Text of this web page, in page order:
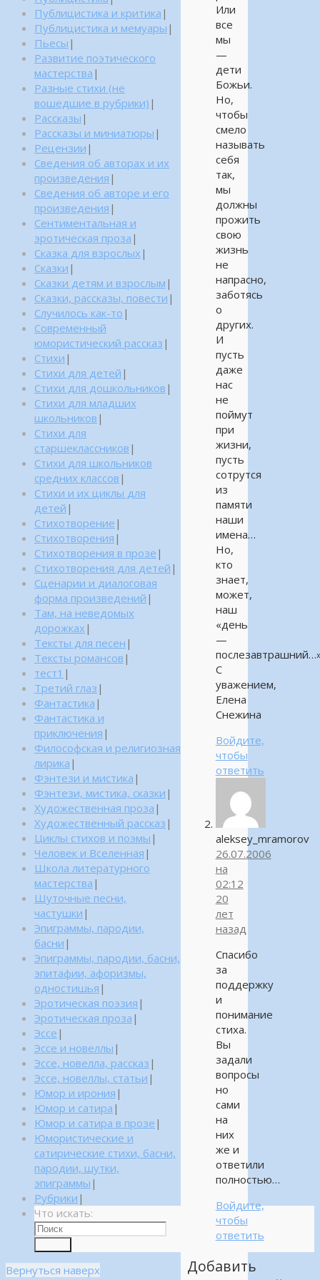
Или
все
мы
—
дети
Божьи.
Но,
чтобы
смело
называть
себя
так,
мы
должны
прожить
свою
жизнь
не
напрасно,
заботясь
о
других.
И
пусть
даже
нас
не
поймут
при
жизни,
пусть
сотрутся
из
памяти
наши
имена…
Но,
кто
знает,
может,
наш
«день
—
С
уважением,
Елена
Снежина
Войдите,
чтобы
ответить
aleksey_mramorov
26.07.2006
на
02:12
20
лет
назад
Спасибо
за
поддержку
и
понимание
стиха.
Вы
задали
вопросы
но
сами
на
них
же и
ответили
полностью…
Войдите,
чтобы
ответить
Добавить
Публицистика и критика |
Публицистика и мемуары |
Пьесы |
Развитие поэтического
мастерства |
Разные стихи (не
вошедшие в рубрики) |
Рассказы |
Рассказы и миниатюры |
Рецензии |
Сведения об авторах и их
произведения |
Сведения об авторе и его
произведения |
Сентиментальная и
эротическая проза |
Сказка для взрослых |
Сказки |
Сказки детям и взрослым |
Сказки, рассказы, повести |
Случилось как-то |
Современный
юмористический рассказ |
Стихи |
Стихи для детей |
Стихи для дошкольников |
Стихи для младших
школьников |
Стихи для
старшеклассников |
Стихи для школьников
средних классов |
Стихи и их циклы для
детей |
Стихотворение |
Стихотворения |
Стихотворения в прозе |
Стихотворения для детей |
Сценарии и диалоговая
форма произведений |
Там, на неведомых
дорожках |
Тексты для песен |
Тексты романсов |
тест1 |
Третий глаз |
Фантастика |
Фантастика и
приключения |
Философская и религиозная
лирика |
Фэнтези и мистика |
Фэнтези, мистика, сказки |
Художественная проза |
Художественный рассказ |
Циклы стихов и поэмы |
Человек и Вселенная |
Школа литературного
мастерства |
Шуточные песни,
частушки |
Эпиграммы, пародии,
басни |
Эпиграммы, пародии, басни,
эпитафии, афоризмы,
одностишья |
Эротическая поэзия |
Эротическая проза |
Эссе |
Эссе и новеллы |
Эссе, новелла, рассказ |
Эссе, новеллы, статьи |
Юмор и ирония |
Юмор и сатира |
Юмор и сатира в прозе |
Юмористические и
сатирические стихи, басни,
пародии, шутки,
эпиграммы |
Рубрики |
Что искать:
Вернуться наверх